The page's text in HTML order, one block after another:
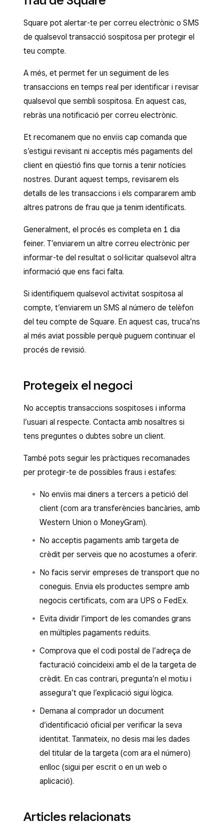
Comandes grans i repetides en poc temps
Comandes en bloc de productes que es
poden revendre fàcilment (samarretes
etc.).
Et demanen que transfereixis els fons a una
empresa de transports específica.
crèdit de la targeta o que el banc emissor
ha marcat la transacció com a sospitosa.
El comprador vol pagar la comanda amb
diverses targetes. Com en l’exemple
crèdit, l’estafador podria intentar repartir la
compra en múltiples targetes.
Square pot alertar-te per correu electrònic o SMS
de qualsevol transacció sospitosa per protegir el
teu compte.
A més, et permet fer un seguiment de les
transaccions en temps real per identificar i revisar
qualsevol que sembli sospitosa. En aquest cas,
rebràs una notificació per correu electrònic.
Et recomanem que no enviïs cap comanda que
s’estigui revisant ni acceptis més pagaments del
client en qüestió fins que tornis a tenir notícies
nostres. Durant aquest temps, revisarem els
detalls de les transaccions i els compararem amb
altres patrons de frau que ja tenim identificats.
Generalment, el procés es completa en 1 dia
feiner. T’enviarem un altre correu electrònic per
informar-te del resultat o sol·licitar qualsevol altra
informació que ens faci falta.
Si identifiquem qualsevol activitat sospitosa al
compte, t’enviarem un SMS al número de telèfon
del teu compte de Square. En aquest cas, truca’ns
al més aviat possible perquè puguem continuar el
procés de revisió.
Protegeix el negoci
No acceptis transaccions sospitoses i informa
l’usuari al respecte. Contacta amb nosaltres si
tens preguntes o dubtes sobre un client.
També pots seguir les pràctiques recomanades
per protegir-te de possibles fraus i estafes:
No enviïs mai diners a tercers a petició del
client (com ara transferències bancàries, amb
Western Union o MoneyGram).
No acceptis pagaments amb targeta de
crèdit per serveis que no acostumes a oferir.
No facis servir empreses de transport que no
coneguis. Envia els productes sempre amb
negocis certificats, com ara UPS o FedEx.
Evita dividir l’import de les comandes grans
en múltiples pagaments reduïts.
Comprova que el codi postal de l’adreça de
facturació coincideixi amb el de la targeta de
crèdit. En cas contrari, pregunta’n el motiu i
assegura’t que l’explicació sigui lògica.
Demana al comprador un document
d’identificació oficial per verificar la seva
identitat. Tanmateix, no desis mai les dades
del titular de la targeta (com ara el número)
enlloc (sigui per escrit o en un web o
aplicació).
Articles relacionats